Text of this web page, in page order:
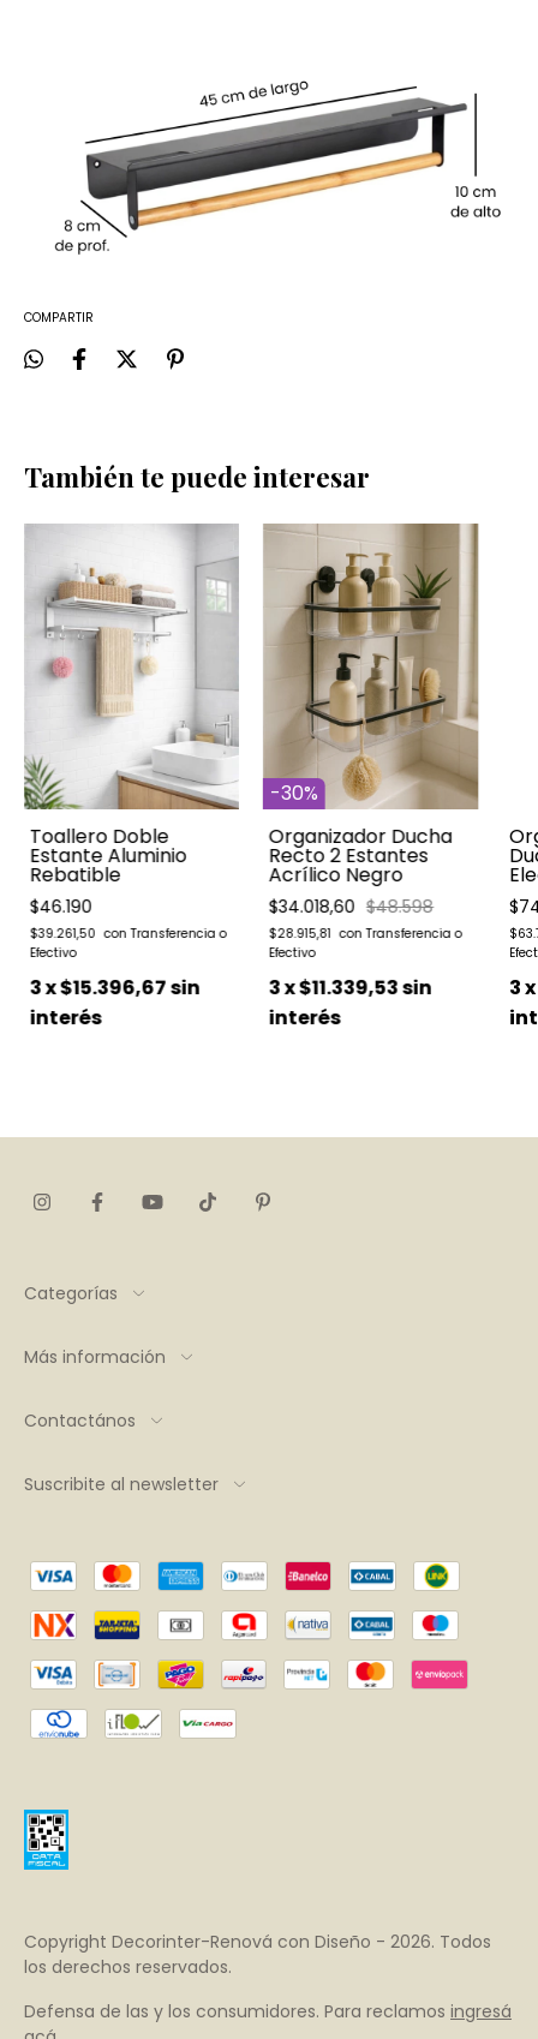
COMPARTIR
También te puede interesar
Toallero Doble
Estante Aluminio
Rebatible
$46.190
$39.261,50
3x$15.396,67sin
interés
-30%
Organizador Ducha
Recto 2 Estantes
Acrílico Negro
$34.018,60 $48.598
$28.915,81
3x$11.339,53sin
interés
3x
Categorías
Más información
Contactános
Suscribite al newsletter
Copyright Decorinter-Renová con Diseño - 2026. Todos
los derechos reservados.
Defensa de las y los consumidores. Para reclamos ingresá